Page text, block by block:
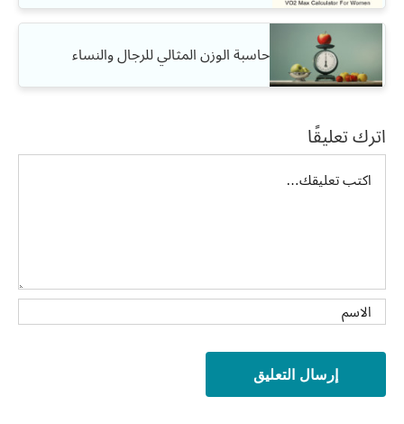
حاسبة الوزن المثالي للرجال والنساء
اترك تعليقًا
تعليق